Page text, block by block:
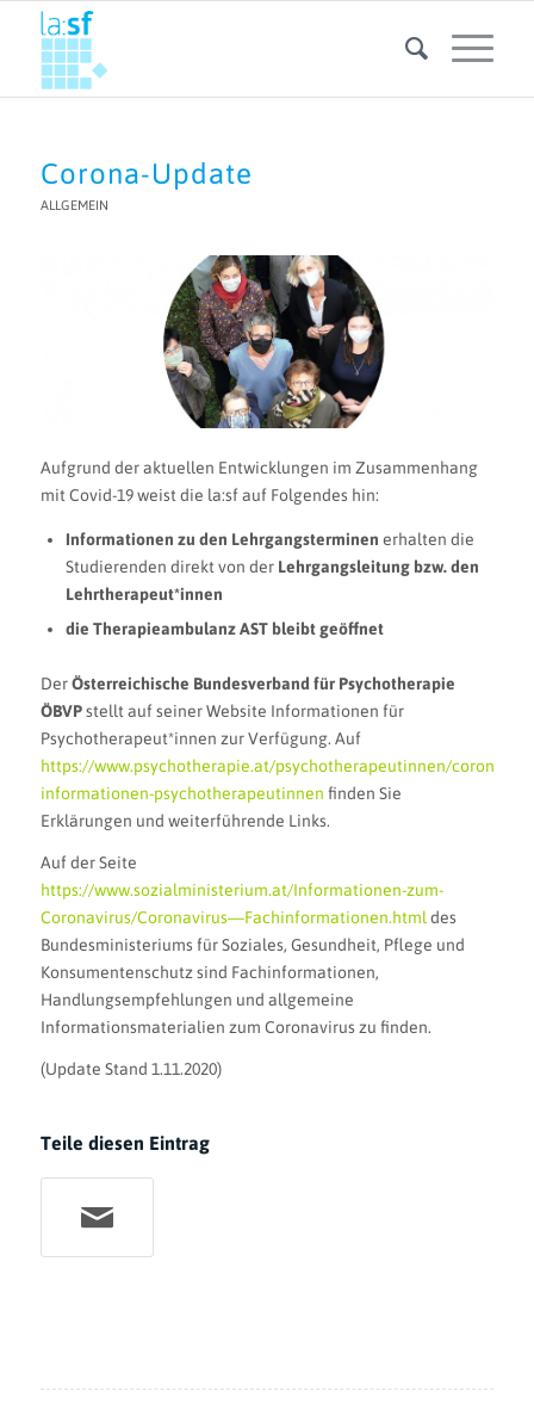
Corona-Update
ALLGEMEIN
Aufgrund der aktuellen Entwicklungen im Zusammenhang
mit Covid-19 weist die la:sf auf Folgendes hin:
Informationen zu den Lehrgangsterminen erhalten die
Studierenden direkt von der Lehrgangsleitung bzw. den
Lehrtherapeut*innen
die Therapieambulanz AST bleibt geöffnet
DerÖsterreichische Bundesverband für Psychotherapie
ÖBVPstellt auf seiner Website Informationen für
Psychotherapeut*innen zur Verfügung. Auf
https://www.psychotherapie.at/psychotherapeutinnen/
informationen-psychotherapeutinnen finden Sie
Erklärungen und weiterführende Links.
Auf der Seite
https://www.sozialministerium.at/Informationen-zum-
Coronavirus/Coronavirus—Fachinformationen.htmldes
Bundesministeriums für Soziales, Gesundheit, Pflege und
Konsumentenschutz sind Fachinformationen,
Handlungsempfehlungen und allgemeine
Informationsmaterialien zum Coronavirus zu finden.
(Update Stand 1.11.2020)
Teile diesen Eintrag